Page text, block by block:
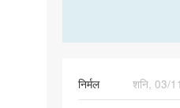
निर्मल
शनि, 03/